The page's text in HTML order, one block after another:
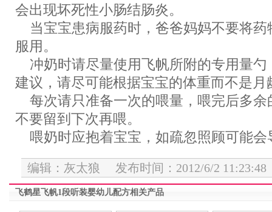
会出现坏死性小肠结肠炎。
当宝宝患病服药时，爸爸妈妈不要将药
服用。
冲奶时请尽量使用飞帆所附的专用量勺
建议，请尽可能根据宝宝的体重而不是
每次请只准备一次的喂量，喂完后多余
不要留到下次再喂。
喂奶时应抱着宝宝，如疏忽照顾可能会
编辑：灰太狼 发布时间：2012/6/2 11:23:48
飞鹤星飞帆1段听装婴幼儿配方相关产品